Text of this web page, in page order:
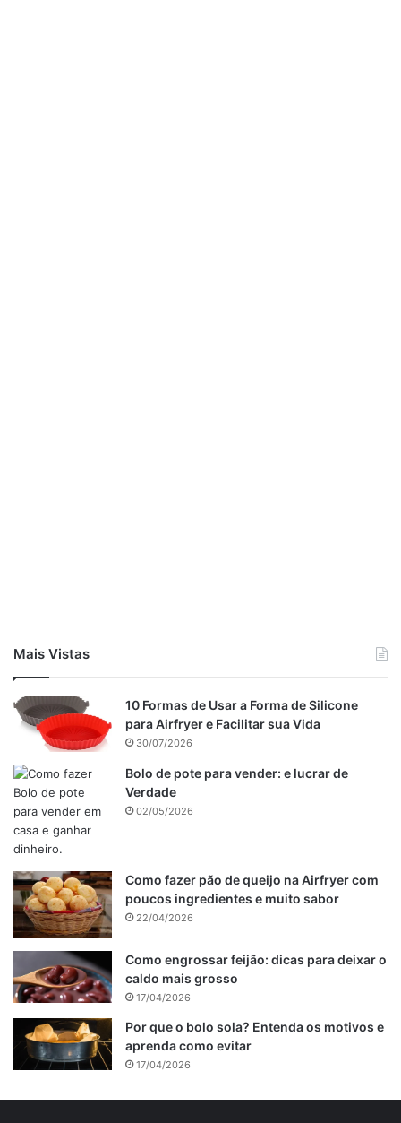
Mais Vistas
10 Formas de Usar a Forma de Silicone
para Airfryer e Facilitar sua Vida
30/07/2026
Bolo de pote para vender: e lucrar de
Verdade
02/05/2026
Como fazer pão de queijo na Airfryer com
poucos ingredientes e muito sabor
22/04/2026
Como engrossar feijão: dicas para deixar o
caldo mais grosso
17/04/2026
Por que o bolo sola? Entenda os motivos e
aprenda como evitar
17/04/2026